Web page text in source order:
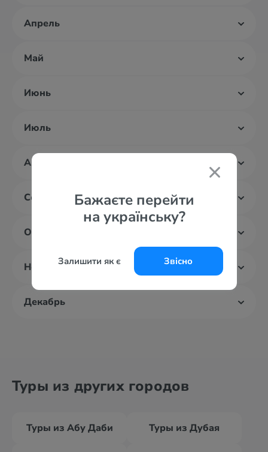
Бажаєте перейти
на українську?
Залишити як є Звісно
Апрель
Май
Июнь
Июль
Август
Сентябрь
Октябрь
Ноябрь
Декабрь
Туры из других городов
Туры из Абу Даби Туры из Дубая